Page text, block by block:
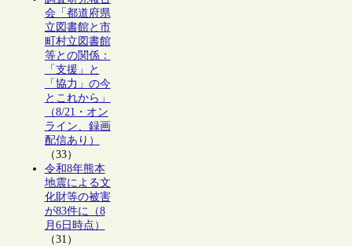
会「都道府県
立図書館と市
町村立図書館
等との関係：
「支援」と
「協力」の今
とこれから」
（8/21・オン
ライン、録画
配信あり）
（33）
令和8年熊本
地震による文
化財等の被害
が83件に（8
月6日時点）
（31）